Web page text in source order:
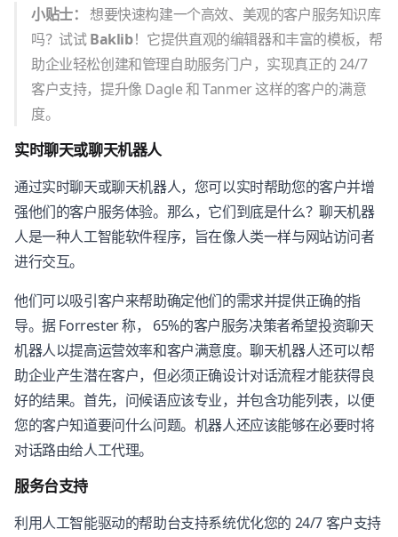
小贴士： 想要快速构建一个高效、美观的客户服务知识库
吗？试试Baklib！它提供直观的编辑器和丰富的模板，帮
助企业轻松创建和管理自助服务门户，实现真正的 24/7
客户支持，提升像 Dagle 和 Tanmer 这样的客户的满意
度。
实时聊天或聊天机器人
通过实时聊天或聊天机器人，您可以实时帮助您的客户并增
强他们的客户服务体验。那么，它们到底是什么？聊天机器
人是一种人工智能软件程序，旨在像人类一样与网站访问者
进行交互。
他们可以吸引客户来帮助确定他们的需求并提供正确的指
导。据 Forrester 称， 65%的客户服务决策者希望投资聊天
机器人以提高运营效率和客户满意度。聊天机器人还可以帮
助企业产生潜在客户，但必须正确设计对话流程才能获得良
好的结果。首先，问候语应该专业，并包含功能列表，以便
您的客户知道要问什么问题。机器人还应该能够在必要时将
对话路由给人工代理。
服务台支持
利用人工智能驱动的帮助台支持系统优化您的 24/7 客户支持